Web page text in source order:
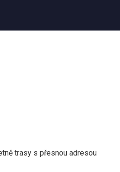
trasy s přesnou adresou